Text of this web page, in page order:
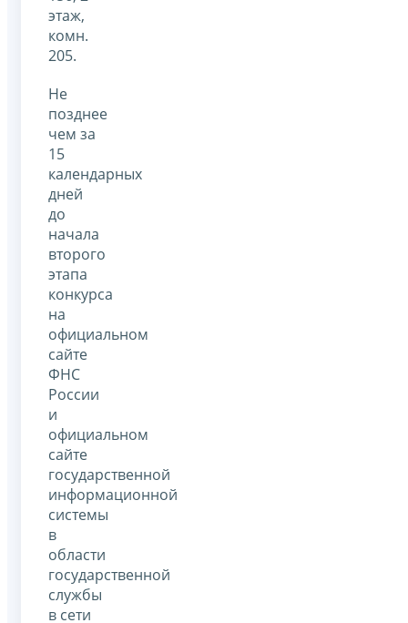
этаж,
комн.
205.
Не
позднее
чем за
15
календарных
дней
до
начала
второго
этапа
конкурса
на
официальном
сайте
ФНС
России
и
официальном
сайте
государственной
информационной
системы
в
области
государственной
службы
в сети